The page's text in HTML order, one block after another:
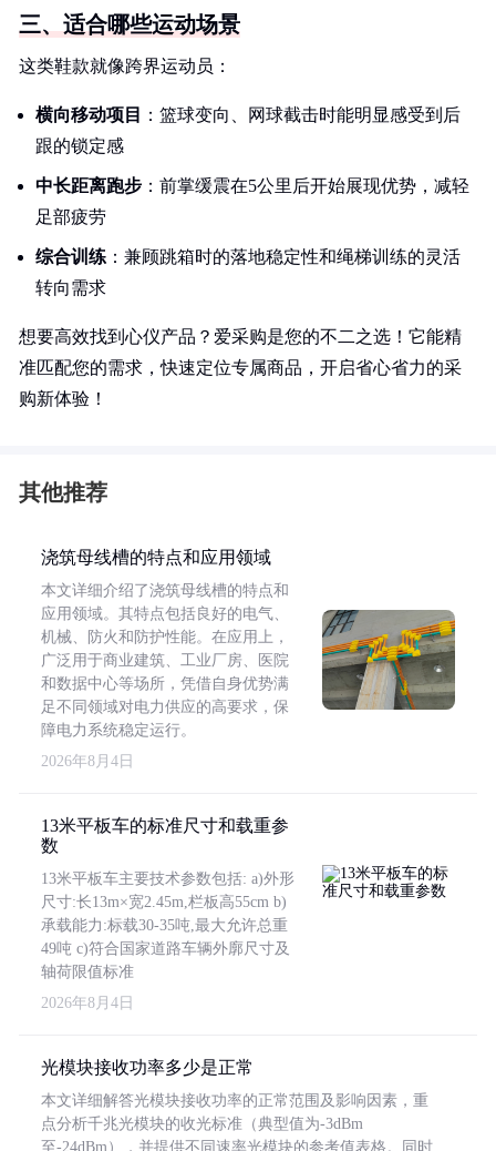
三、适合哪些运动场景
这类鞋款就像跨界运动员：
横向移动项目
：篮球变向、网球截击时能明显感受到后
跟的锁定感
中长距离跑步 ：前掌缓震在5公里后开始展现优势，减轻
足部疲劳
综合训练 ：兼顾跳箱时的落地稳定性和绳梯训练的灵活
转向需求
想要高效找到心仪产品？爱采购是您的不二之选！它能精
准匹配您的需求，快速定位专属商品，开启省心省力的采
购新体验！
其他推荐
浇筑母线槽的特点和应用领域
本文详细介绍了浇筑母线槽的特点和
应用领域。其特点包括良好的电气、
机械、防火和防护性能。在应用上，
广泛用于商业建筑、工业厂房、医院
和数据中心等场所，凭借自身优势满
足不同领域对电力供应的高要求，保
障电力系统稳定运行。
2026年8月4日
13米平板车的标准尺寸和载重参
数
13米平板车主要技术参数包括: a)外形
尺寸:长13m×宽2.45m,栏板高55cm b)
承载能力:标载30-35吨,最大允许总重
49吨 c)符合国家道路车辆外廓尺寸及
轴荷限值标准
2026年8月4日
光模块接收功率多少是正常
本文详细解答光模块接收功率的正常范围及影响因素，重
点分析千兆光模块的收光标准（典型值为-3dBm
至-24dBm），并提供不同速率光模块的参考值表格。同时